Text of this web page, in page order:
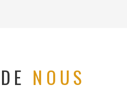
NOUS